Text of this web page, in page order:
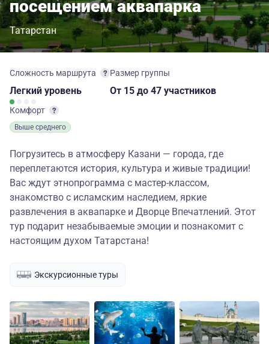
посещением аквапарка
Татарстан
Сложность маршрута
Легкий уровень
Комфорт
Выше среднего
Размер группы
От 15 до 47 участников
Погрузитесь в атмосферу Казани — города, где
переплетаются история, культура и живые традиции!
Вас ждут этнопрограмма с мастер-классом,
знакомство с исламским наследием, яркие
развлечения в аквапарке и Дворце Впечатлений. Этот
тур подарит незабываемые эмоции и познакомит с
настоящим духом Татарстана!
Экскурсионные туры